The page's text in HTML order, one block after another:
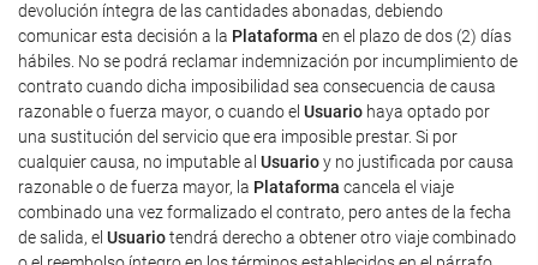
devolución íntegra de las cantidades abonadas, debiendo
comunicar esta decisión a la Plataforma en el plazo de dos (2) días
hábiles. No se podrá reclamar indemnización por incumplimiento de
contrato cuando dicha imposibilidad sea consecuencia de causa
razonable o fuerza mayor, o cuando el Usuario haya optado por
una sustitución del servicio que era imposible prestar. Si por
cualquier causa, no imputable al Usuarioy no justificada por causa
razonable o de fuerza mayor, la Plataforma cancela el viaje
combinado una vez formalizado el contrato, pero antes de la fecha
de salida, el Usuariotendrá derecho a obtener otro viaje combinado